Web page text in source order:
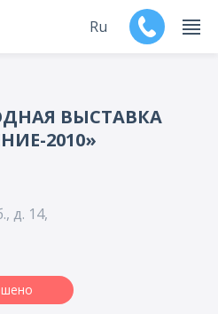
Ru
ВЫСТАВКА
2010»
д. 14,